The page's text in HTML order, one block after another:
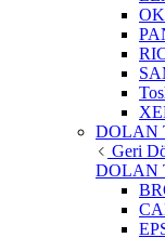
DOLAN
Geri
DOLAN